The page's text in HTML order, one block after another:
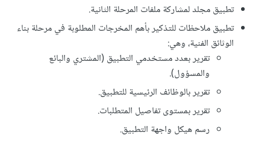
تطبيق مجلد لمشاركة ملفات المرحلة الثانية.
تطبيق ملاحظات للتذكير بأهم المخرجات المطلوبة في مرحلة بناء
الوثائق الفنية، وهي:
تقرير بعدد مستخدمي التطبيق (المشتري والبائع
والمسؤول).
تقرير بالوظائف الرئيسية للتطبيق.
تقرير بمستوى تفاصيل المتطلبات.
رسم هيكل واجهة التطبيق.